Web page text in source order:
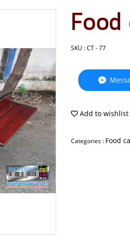
SKU : CT - 77
Add to wishlist
Categories : Food